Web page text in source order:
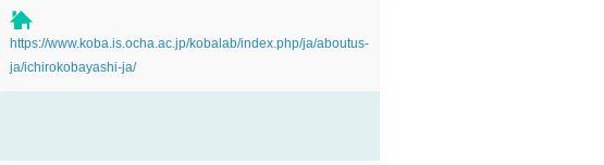
https://www.koba.is.ocha.ac.jp/kobalab/index.php/ja/aboutus-
ja/ichirokobayashi-ja/